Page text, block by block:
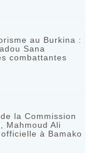
au Burkina :
Sana
combattantes
la Commission
Mahmoud Ali
à Bamako